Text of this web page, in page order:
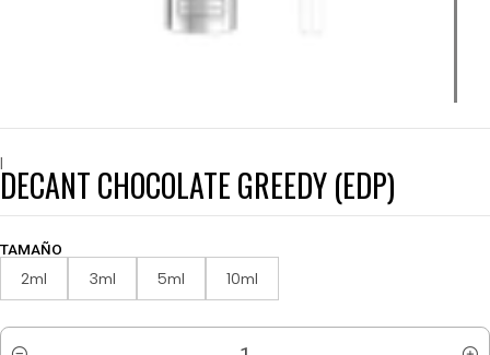
|
DECANT CHOCOLATE GREEDY (EDP)
TAMAÑO
2ml 3ml 5ml 10ml